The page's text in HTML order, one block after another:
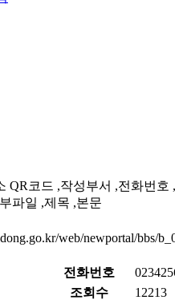
QR코드 ,작성부서 ,전화번호
파일 ,제목 ,본문
web/newportal/bbs/
전화번호
조회수
12213